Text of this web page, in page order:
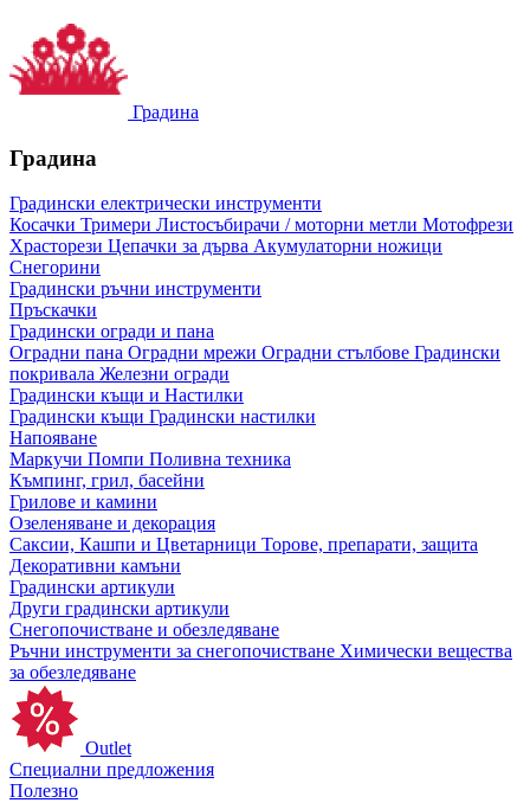
Градина
Градина
Градински електрически инструменти
Косачки Тримери Листосъбирачи / моторни метли Мотофрези
Храсторези Цепачки за дърва Акумулаторни ножици
Снегорини
Градински ръчни инструменти
Пръскачки
Градински огради и пана
Оградни пана Оградни мрежи Оградни стълбове Градински
покривала Железни огради
Градински къщи и Настилки
Градински къщи Градински настилки
Напояване
Маркучи Помпи Поливна техника
Къмпинг, грил, басейни
Грилове и камини
Озеленяване и декорация
Саксии, Кашпи и Цветарници Торове, препарати, защита
Декоративни камъни
Градински артикули
Други градински артикули
Снегопочистване и обезледяване
Ръчни инструменти за снегопочистване Химически вещества
за обезледяване
Outlet
Специални предложения
Полезно